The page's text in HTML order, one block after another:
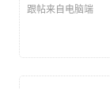
跟帖来自电脑端